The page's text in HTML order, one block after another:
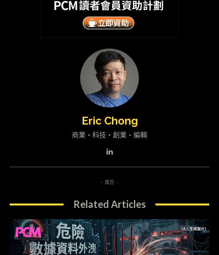
Eric Chong
商業・科技・創業・編輯
- 廣告 -
Related Articles